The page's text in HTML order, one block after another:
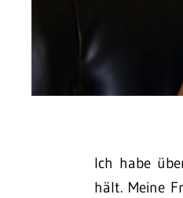
Ich habe
hält. Meine